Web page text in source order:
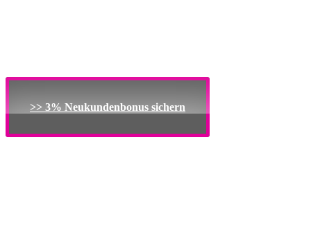
>> 3% Neukundenbonus sichern